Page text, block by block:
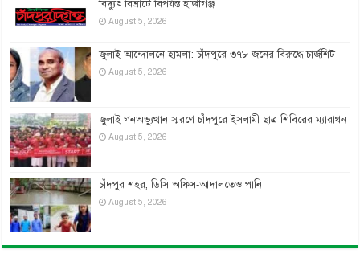
বিদ্যুৎ বিভ্রাটে বিপর্যস্ত হাজীগঞ্জ
August 5, 2026
জুলাই আন্দোলনে হামলা: চাঁদপুরে ৩৭৮ জনের বিরুদ্ধে চার্জশিট
August 5, 2026
জুলাই গনঅভ্যুত্থান স্মরণে চাঁদপুরে ইসলামী ছাত্র শিবিরের ম্যারাথন
August 5, 2026
চাঁদপুর শহর, ডিসি অফিস-আদালতেও পানি
August 5, 2026